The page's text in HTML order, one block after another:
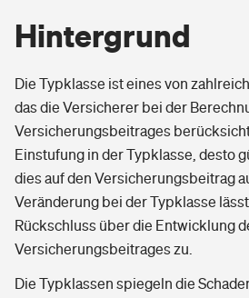
Hintergrund
Die Typklasse ist eines von
das die Versicherer bei der
Versicherungsbeitrages
Einstufung in der Typklasse, desto
dies auf den Versicherungsbeitrag
Veränderung bei der Typklasse
Rückschluss über die Entwicklung
Versicherungsbeitrages zu.
Die Typklassen spiegeln die